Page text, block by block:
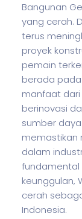
Bangunan
yang cerah.
terus
proyek
pemain
berada
manfaat dari
berinovasi
sumber
memastikan
dalam
fundamental
keunggulan,
cerah
Indonesia.